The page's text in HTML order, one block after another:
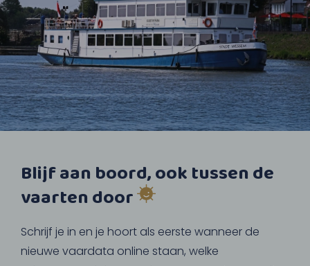
Blijf aan boord, ook tussen de
vaarten door
Schrijf je in en je hoort als eerste wanneer de
nieuwe vaardata online staan, welke